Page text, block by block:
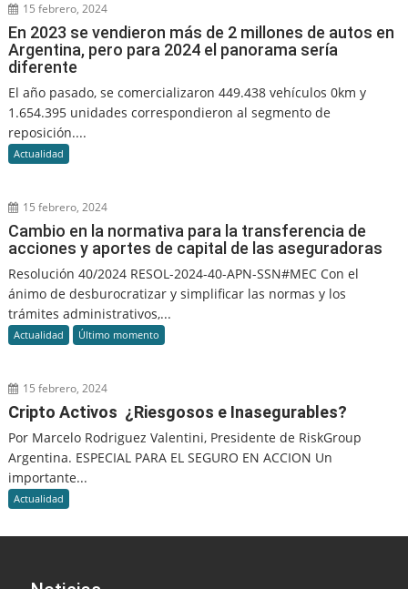
15 febrero, 2024
En 2023 se vendieron más de 2 millones de autos en
Argentina, pero para 2024 el panorama sería
diferente
El año pasado, se comercializaron 449.438 vehículos 0km y
1.654.395 unidades correspondieron al segmento de
reposición....
Actualidad
15 febrero, 2024
Cambio en la normativa para la transferencia de
acciones y aportes de capital de las aseguradoras
Resolución 40/2024 RESOL-2024-40-APN-SSN#MEC Con el
ánimo de desburocratizar y simplificar las normas y los
trámites administrativos,...
Actualidad Último momento
15 febrero, 2024
Cripto Activos ¿Riesgosos e Inasegurables?
Por Marcelo Rodriguez Valentini, Presidente de RiskGroup
Argentina. ESPECIAL PARA EL SEGURO EN ACCION Un
importante...
Actualidad